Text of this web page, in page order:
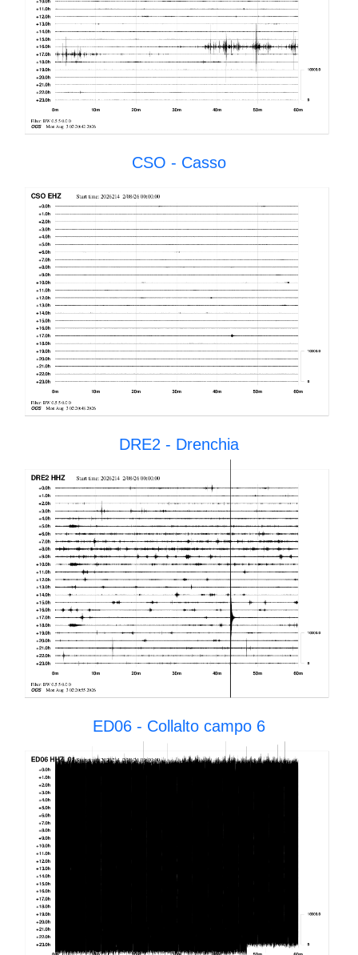
CSO - Casso
DRE2 - Drenchia
ED06 - Collalto campo 6